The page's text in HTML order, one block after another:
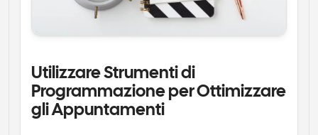
Utilizzare Strumenti di
Programmazione per Ottimizzare
gli Appuntamenti